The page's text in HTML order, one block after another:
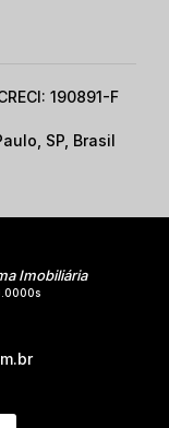
190891-F
SP Brasil
Imobiliária